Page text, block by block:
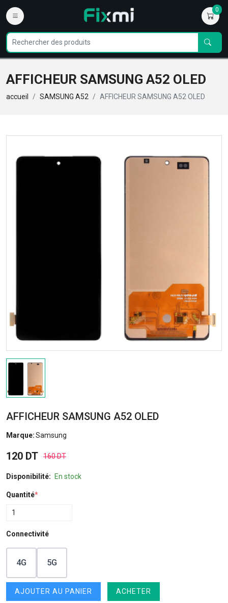
0
AFFICHEUR SAMSUNG A52 OLED
accueil SAMSUNG A52 AFFICHEUR SAMSUNG A52 OLED
AFFICHEUR SAMSUNG A52 OLED
Marque:Samsung
120 DT 160 DT
Disponibilité: En stock
Quantité*
Connectivité
4G 5G
AJOUTER AU PANIER ACHETER